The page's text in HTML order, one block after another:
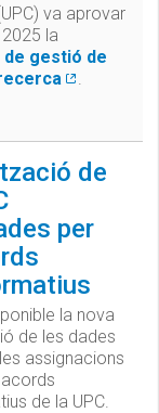
va aprovar
la
gestió de
de
per
la nova
de les dades
assignacions
acords
de la UPC.